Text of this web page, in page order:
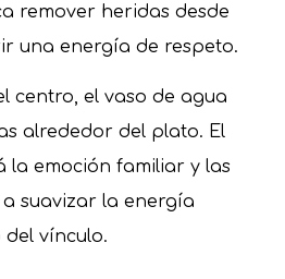
remover heridas desde
una energía de respeto.
centro, el vaso de agua
alrededor del plato. El
la emoción familiar y las
suavizar la energía
vínculo.